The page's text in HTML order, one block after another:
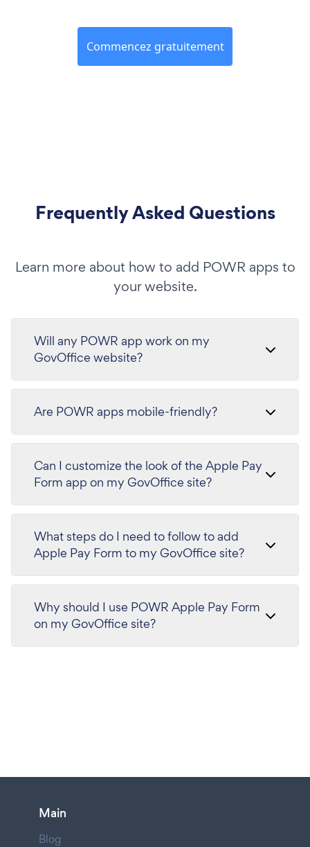
Commencez gratuitement
Frequently Asked Questions
Learn more about how to add POWR apps to
your website.
Will any POWR app work on my
GovOffice website?
Are POWR apps mobile-friendly?
Can I customize the look of the Apple Pay
Form app on my GovOffice site?
What steps do I need to follow to add
Apple Pay Form to my GovOffice site?
Why should I use POWR Apple Pay Form
on my GovOffice site?
Main
Blog